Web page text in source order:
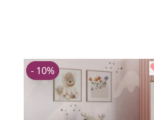
- 10%